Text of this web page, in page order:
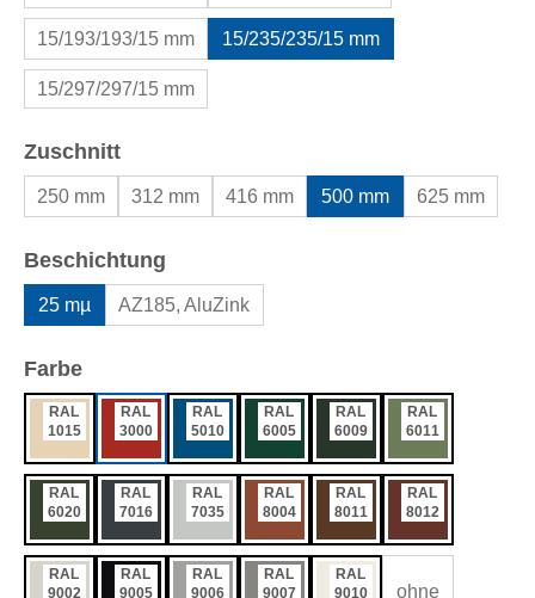
15/193/193/15 mm 15/235/235/15 mm
15/297/297/15 mm
Zuschnittauswählen
250 mm 312 mm 416 mm 500 mm 625 mm
Beschichtung
25 mµ AZ185, AluZink
Farbeauswählen
RAL
1015
RAL
3000
RAL
5010
RAL
6005
RAL
6009
RAL
6011
RAL
6020
RAL
7016
RAL
7035
RAL
8004
RAL
8011
RAL
8012
RAL
9002
RAL
9005
RAL
9006
RAL
9007
RAL
9010
ohne